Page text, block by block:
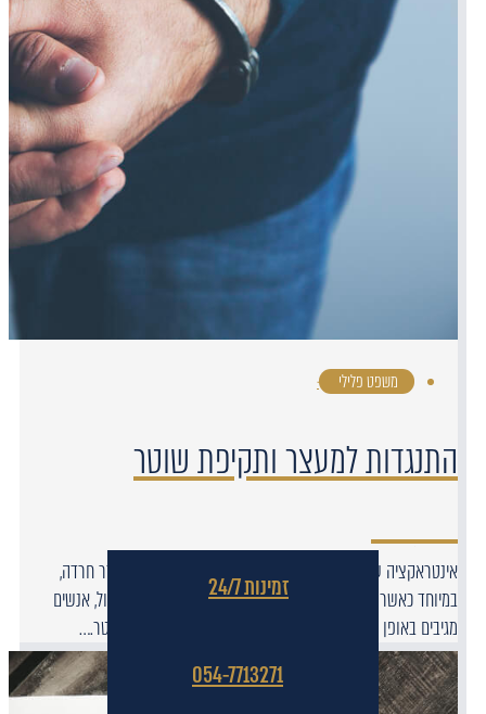
משפט פלילי ·
התנגדות למעצר ותקיפת שוטר
אינטראקציה עם שוטרים עלולה להיות אירוע מלחיץ ואף מעורר חרדה,
במיוחד כאשר הוא מסתיים במעצר. לעיתים, מתוך פחד או בלבול, אנשים
מגיבים באופן אימפולסיבי ומתנגדים למעצר או אף תוקפים שוטר.…
זמינות 24/7
054-7713271